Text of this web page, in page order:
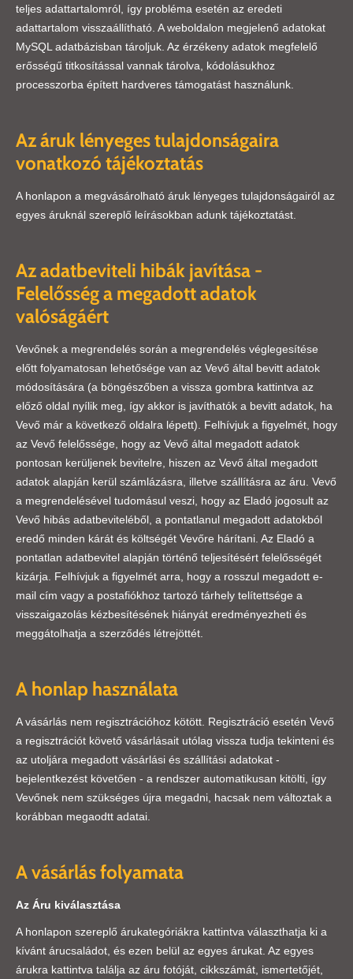
teljes adattartalomról, így probléma esetén az eredeti
adattartalom visszaállítható. A weboldalon megjelenő adatokat
MySQL adatbázisban tároljuk. Az érzékeny adatok megfelelő
erősségű titkosítással vannak tárolva, kódolásukhoz
processzorba épített hardveres támogatást használunk.
Az áruk lényeges tulajdonságaira
vonatkozó tájékoztatás
A honlapon a megvásárolható áruk lényeges tulajdonságairól az
egyes áruknál szereplő leírásokban adunk tájékoztatást.
Az adatbeviteli hibák javítása -
Felelősség a megadott adatok
valóságáért
Vevőnek a megrendelés során a megrendelés véglegesítése
előtt folyamatosan lehetősége van az Vevő által bevitt adatok
módosítására (a böngészőben a vissza gombra kattintva az
előző oldal nyílik meg, így akkor is javíthatók a bevitt adatok, ha
Vevő már a következő oldalra lépett). Felhívjuk a figyelmét, hogy
az Vevő felelőssége, hogy az Vevő által megadott adatok
pontosan kerüljenek bevitelre, hiszen az Vevő által megadott
adatok alapján kerül számlázásra, illetve szállításra az áru. Vevő
a megrendelésével tudomásul veszi, hogy az Eladó jogosult az
Vevő hibás adatbeviteléből, a pontatlanul megadott adatokból
eredő minden kárát és költségét Vevőre hárítani. Az Eladó a
pontatlan adatbevitel alapján történő teljesítésért felelősségét
kizárja. Felhívjuk a figyelmét arra, hogy a rosszul megadott e-
mail cím vagy a postafiókhoz tartozó tárhely telítettsége a
visszaigazolás kézbesítésének hiányát eredményezheti és
meggátolhatja a szerződés létrejöttét.
A honlap használata
A vásárlás nem regisztrációhoz kötött. Regisztráció esetén Vevő
a regisztrációt követő vásárlásait utólag vissza tudja tekinteni és
az utoljára megadott vásárlási és szállítási adatokat -
bejelentkezést követően - a rendszer automatikusan kitölti, így
Vevőnek nem szükséges újra megadni, hacsak nem változtak a
korábban megaodtt adatai.
A vásárlás folyamata
Az Áru kiválasztása
A honlapon szereplő árukategóriákra kattintva választhatja ki a
kívánt árucsaládot, és ezen belül az egyes árukat. Az egyes
árukra kattintva találja az áru fotóját, cikkszámát, ismertetőjét,